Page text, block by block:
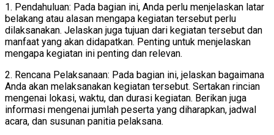
1. Pendahuluan: Pada bagian ini, Anda perlu menjelaskan latar
belakang atau alasan mengapa kegiatan tersebut perlu
dilaksanakan. Jelaskan juga tujuan dari kegiatan tersebut dan
manfaat yang akan didapatkan. Penting untuk menjelaskan
mengapa kegiatan ini penting dan relevan.
2. Rencana Pelaksanaan: Pada bagian ini, jelaskan bagaimana
Anda akan melaksanakan kegiatan tersebut. Sertakan rincian
mengenai lokasi, waktu, dan durasi kegiatan. Berikan juga
informasi mengenai jumlah peserta yang diharapkan, jadwal
acara, dan susunan panitia pelaksana.